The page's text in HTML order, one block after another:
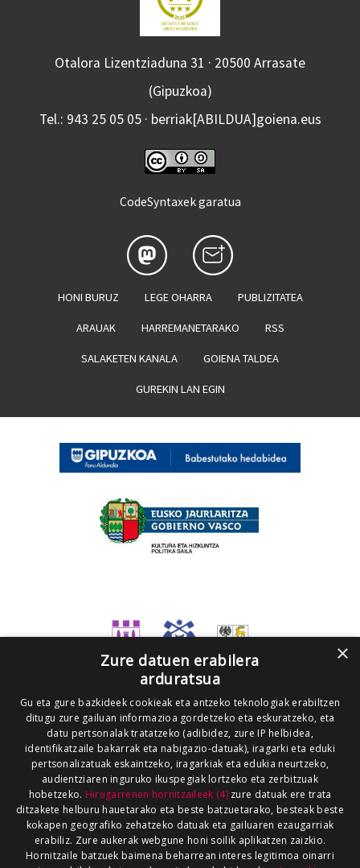
Otalora Lizentziaduna 31 · 20500 Arrasate
(Gipuzkoa)
Tel.: 943 25 05 05 · berriak[ABILDUA]goiena.eus
CodeSyntaxek garatua
HONI BURUZ LEGE OHARRA PUBLIZITATEA
ARAUAK HARREMANETARAKO RSS
SALAKETEN KANALA GOIENA TALDEA
GUREKIN LAN EGIN
×
Zure datuen erabilera
arduratsua
Gu eta gure bazkideek cookieak eta antzeko teknologiak erabiltzen
ditugu zure gailuan informazioa gordetzeko eta eskuratzeko, eta
datu pertsonalak tratatzeko (adibidez, zure IP helbidea,
identifikatzaile bakarrak eta nabigazio-datuak), iragarki eta eduki
pertsonalizatuak eskaintzeko, iragarkiak eta edukia neurtzeko,
audientziaren inguruko ikuspegiak lortzeko eta zerbitzuak
hobetzeko. Hirugarrenen hornitzaileek (4)zure datuak ere trata
ditzakete helburu hauetarako eta beste batzuetarako, besteak beste
kokapen geografiko zehatzeko datuak eta gailuaren ezaugarriak
erabiliz. Zure aukerak webgune honi soilik aplikatzen zaizkio.
Hornitzaile batzuek baimena beharrean interes legitimoa oinarri